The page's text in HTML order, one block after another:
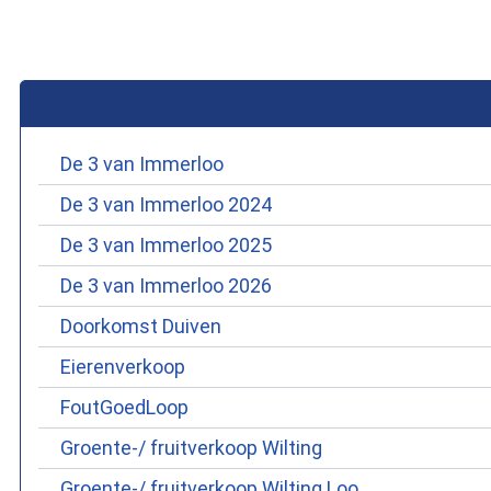
De 3 van Immerloo
De 3 van Immerloo 2024
De 3 van Immerloo 2025
De 3 van Immerloo 2026
Doorkomst Duiven
Eierenverkoop
FoutGoedLoop
Groente-/ fruitverkoop Wilting